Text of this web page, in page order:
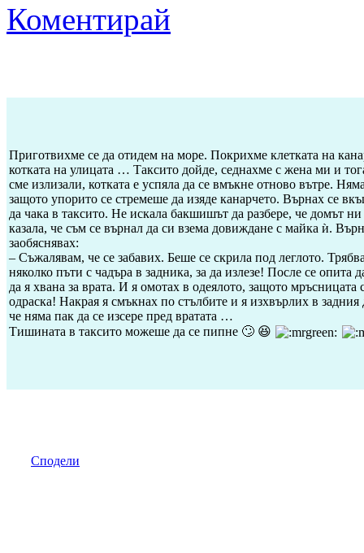
Коментирай
Приготвихме се да отидем на море. Покрихме клетката на
котката на улицата … Таксито дойде, седнахме с жена ми и
сме излизали, котката е успяла да се вмъкне отново вътре.
защото упорито се стремеше да изяде канарчето. Върнах се
да чака в таксито. Не искала бакшишът да разбере, че домът
казала, че съм се върнал да си взема довиждане с майка ѝ.
заобяснявах:
– Съжалявам, че се забавих. Беше се скрила под леглото.
няколко пъти с чадъра в задника, за да излезе! После се опита
да я хвана за врата. И я омотах в одеялото, защото мръсницата
одраска! Накрая я смъкнах по стълбите и я изхвърлих в
че няма пак да се изсере пред вратата …
Тишината в таксито можеше да се пипне 🙄 😆
Сподели